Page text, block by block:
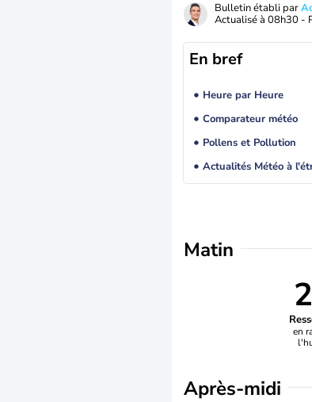
Bulletin établi par
Actualisé à 08h30 -
En bref
Heure par Heure
Comparateur météo
Pollens et Pollution
Matin
en
Après-midi